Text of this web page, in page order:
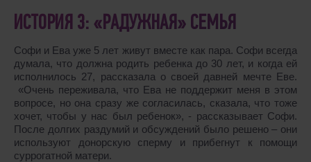
ИСТОРИЯ 3: «РАДУЖНАЯ» СЕМЬЯ
Софи и Ева уже 5 лет живут вместе как пара. Софи всегда
думала, что должна родить ребенка до 30 лет, и когда ей
исполнилось 27, рассказала о своей давней мечте Еве.
«Очень переживала, что Ева не поддержит меня в этом
вопросе, но она сразу же согласилась, сказала, что тоже
хочет, чтобы у нас был ребенок», - рассказывает Софи.
После долгих раздумий и обсуждений было решено – они
используют донорскую сперму и прибегнут к помощи
суррогатной матери.